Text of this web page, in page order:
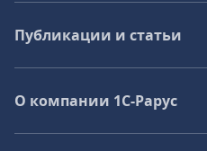
Публикации и статьи
О компании 1C-Рарус